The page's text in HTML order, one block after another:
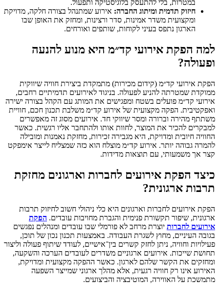
במטרות, בלי להתעסק בלוגיסטיקה ותפעול.
חיזוק תדמית ומיתוג החברה: אירוע שמתנהל בצורה חלקה, מדויקת
ומקצועית משדר אמינות, סדר ורצינות, ומחזק את האופן שבו
הארגון נתפס בעיני לקוחות, שותפים ואורחים.
למה הפקת אירועי קד״מ היא מנוע להנעה
ופעולה?
הפקת אירועי קד״מ (קידום מכירות) מתמקדת ביצירת חוויה שיווקית
ממוקדת שמטרתה להניע לפעולה. בניגוד לאירועים תדמיתיים רחבים,
אירועי קד״מ פועלים בשטח ומפגישים את המותג עם הקהל בצורה ישירה
ואפקטיבית. הפקה מקצועית של אירוע קד״מ משלבת תכנון חכם, חוויית
משתתף מהירה וברורה ומסר שיווקי חד. אירועים מסוג זה מאפשרים
למבקרים להכיר את המוצר, לחוות אותו ולהתחבר אליו רגשית. כאשר
החוויה חיובית ומדויקת, היא מגבירה זכירות, מחזקת נאמנות ומובילה
להמרה גבוהה יותר. אירוע קד״מ מוצלח הוא כזה שמצליח לייצר אימפקט
קצר אך משמעותי, עם תוצאות מדידות.
כיצד הפקת אירועים לחברות וארגונים מחזקת
תרבות ארגונית?
הפקת אירועים לחברות וארגונים היא כלי ניהולי חשוב לחיזוק תרבות
ארגונית, שיפור תקשורת פנימית והגברת מחויבות עובדים. הפקת
אירועים לחברות יוצרת מרחב לא פורמלי שבו עובדים ומנהלים נפגשים
בגובה העיניים, מחוץ לשגרת העבודה. באמצעות תכנון נכון של תוכן,
פעילויות וחוויה, ניתן לחזק קשרים בין־אישיים, לעודד שיתוף פעולה וליצור
תחושת שייכות. אירועים ארגוניים משדרים לעובדים הערכה והשקעה,
ומחזקים את הקשר שלהם לארגון. כאשר ההפקה מקצועית ומדויקת,
האירוע אינו רק חוויה רגעית, אלא מהלך ארגוני שמייצר השפעה
מתמשכת על האווירה, המוטיבציה והביצועים.